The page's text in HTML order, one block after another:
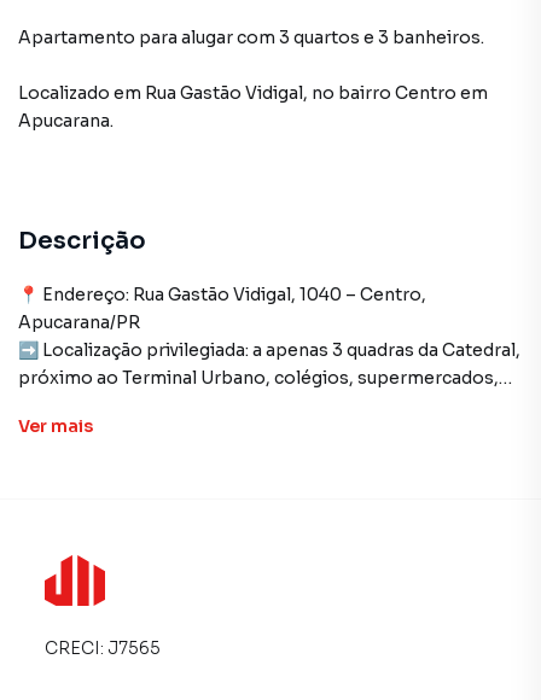
Apartamento para alugar com 3 quartos e 3 banheiros.
Localizado em Rua Gastão Vidigal, no bairro Centro em
Apucarana.
Descrição
📍 Endereço: Rua Gastão Vidigal, 1040 – Centro,
Apucarana/PR
➡ Localização privilegiada: a apenas 3 quadras da Catedral,
próximo ao Terminal Urbano, colégios, supermercados,
3 dormitórios amplos
Ver mais
CRECI: J7565